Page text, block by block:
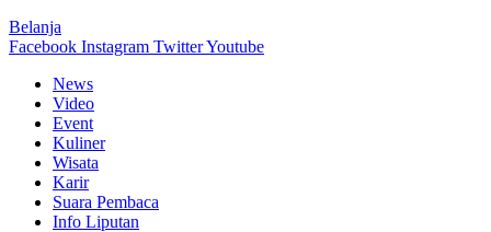
Belanja
Facebook Instagram TwitterYoutube
News
Video
Event
Kuliner
Wisata
Karir
Suara Pembaca
Info Liputan